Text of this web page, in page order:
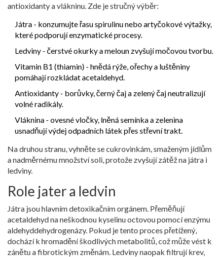
antioxidanty a vlákninu. Zde je stručný výběr:
Játra - konzumujte řasu spirulinu nebo artyčokové výtažky,
které podporují enzymatické procesy.
Ledviny - čerstvé okurky a meloun zvyšují močovou tvorbu.
Vitamin B1 (thiamin) - hnědá rýže, ořechy a luštěniny
pomáhají rozkládat acetaldehyd.
Antioxidanty - borůvky, černý čaj a zelený čaj neutralizují
volné radikály.
Vláknina - ovesné vločky, lněná semínka a zelenina
usnadňují výdej odpadních látek přes střevní trakt.
Na druhou stranu, vyhněte se cukrovinkám, smaženým jídlům
a nadměrnému množství soli, protože zvyšují zátěž na játra i
ledviny.
Role jater a ledvin
Játra jsou hlavním detoxikačním orgánem. Přeměňují
acetaldehyd na neškodnou kyselinu octovou pomocí enzýmu
aldehyddehydrogenázy. Pokud je tento proces přetížený,
dochází k hromadění škodlivých metabolitů, což může vést k
zánětu a fibrotickým změnám. Ledviny naopak filtrují krev,